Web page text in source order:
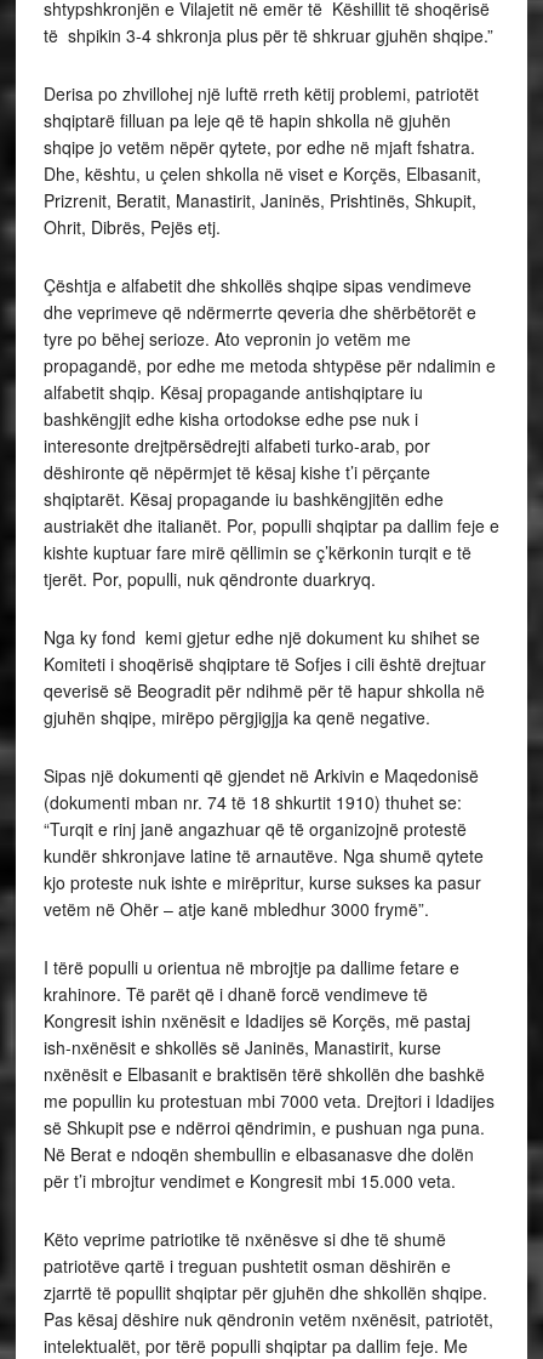
shtypshkronjën e Vilajetit në emër të Këshillit të shoqërisë
të shpikin 3-4 shkronja plus për të shkruar gjuhën shqipe.”
Derisa po zhvillohej një luftë rreth këtij problemi, patriotët
shqiptarë filluan pa leje që të hapin shkolla në gjuhën
shqipe jo vetëm nëpër qytete, por edhe në mjaft fshatra.
Dhe, kështu, u çelen shkolla në viset e Korçës, Elbasanit,
Prizrenit, Beratit, Manastirit, Janinës, Prishtinës, Shkupit,
Ohrit, Dibrës, Pejës etj.
Çështja e alfabetit dhe shkollës shqipe sipas vendimeve
dhe veprimeve që ndërmerrte qeveria dhe shërbëtorët e
tyre po bëhej serioze. Ato vepronin jo vetëm me
propagandë, por edhe me metoda shtypëse për ndalimin e
alfabetit shqip. Kësaj propagande antishqiptare iu
bashkëngjit edhe kisha ortodokse edhe pse nuk i
interesonte drejtpërsëdrejti alfabeti turko-arab, por
dëshironte që nëpërmjet të kësaj kishe t’i përçante
shqiptarët. Kësaj propagande iu bashkëngjitën edhe
austriakët dhe italianët. Por, populli shqiptar pa dallim feje e
kishte kuptuar fare mirë qëllimin se ç’kërkonin turqit e të
tjerët. Por, populli, nuk qëndronte duarkryq.
Nga ky fond kemi gjetur edhe një dokument ku shihet se
Komiteti i shoqërisë shqiptare të Sofjes i cili është drejtuar
qeverisë së Beogradit për ndihmë për të hapur shkolla në
gjuhën shqipe, mirëpo përgjigjja ka qenë negative.
Sipas një dokumenti që gjendet në Arkivin e Maqedonisë
(dokumenti mban nr. 74 të 18 shkurtit 1910) thuhet se:
“Turqit e rinj janë angazhuar që të organizojnë protestë
kundër shkronjave latine të arnautëve. Nga shumë qytete
kjo proteste nuk ishte e mirëpritur, kurse sukses ka pasur
vetëm në Ohër – atje kanë mbledhur 3000 frymë”.
I tërë populli u orientua në mbrojtje pa dallime fetare e
krahinore. Të parët që i dhanë forcë vendimeve të
Kongresit ishin nxënësit e Idadijes së Korçës, më pastaj
ish-nxënësit e shkollës së Janinës, Manastirit, kurse
nxënësit e Elbasanit e braktisën tërë shkollën dhe bashkë
me popullin ku protestuan mbi 7000 veta. Drejtori i Idadijes
së Shkupit pse e ndërroi qëndrimin, e pushuan nga puna.
Në Berat e ndoqën shembullin e elbasanasve dhe dolën
për t’i mbrojtur vendimet e Kongresit mbi 15.000 veta.
Këto veprime patriotike të nxënësve si dhe të shumë
patriotëve qartë i treguan pushtetit osman dëshirën e
zjarrtë të popullit shqiptar për gjuhën dhe shkollën shqipe.
Pas kësaj dëshire nuk qëndronin vetëm nxënësit, patriotët,
intelektualët, por tërë populli shqiptar pa dallim feje. Me